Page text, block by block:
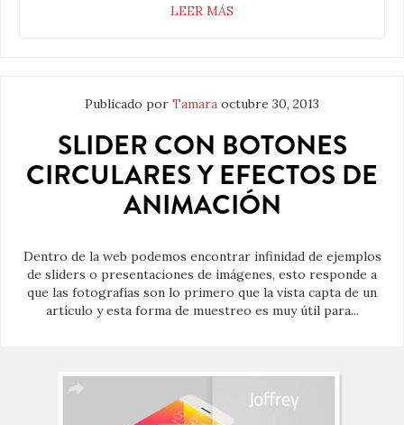
LEER MÁS
Publicado por Tamara octubre 30, 2013
SLIDER CON BOTONES
CIRCULARES Y EFECTOS DE
ANIMACIÓN
Dentro de la web podemos encontrar infinidad de ejemplos
de sliders o presentaciones de imágenes, esto responde a
que las fotografías son lo primero que la vista capta de un
artículo y esta forma de muestreo es muy útil para...